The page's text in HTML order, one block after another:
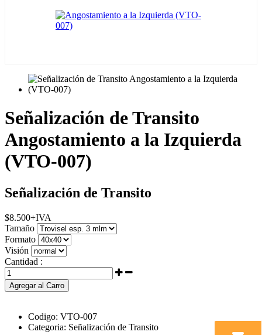
Señalización de Transito
Angostamiento a la Izquierda
(VTO-007)
Señalización de Transito
$8.500+IVA
Tamaño
Formato
Visión
Cantidad :
Agregar al Carro
Codigo: VTO-007
Categoria: Señalización de Transito